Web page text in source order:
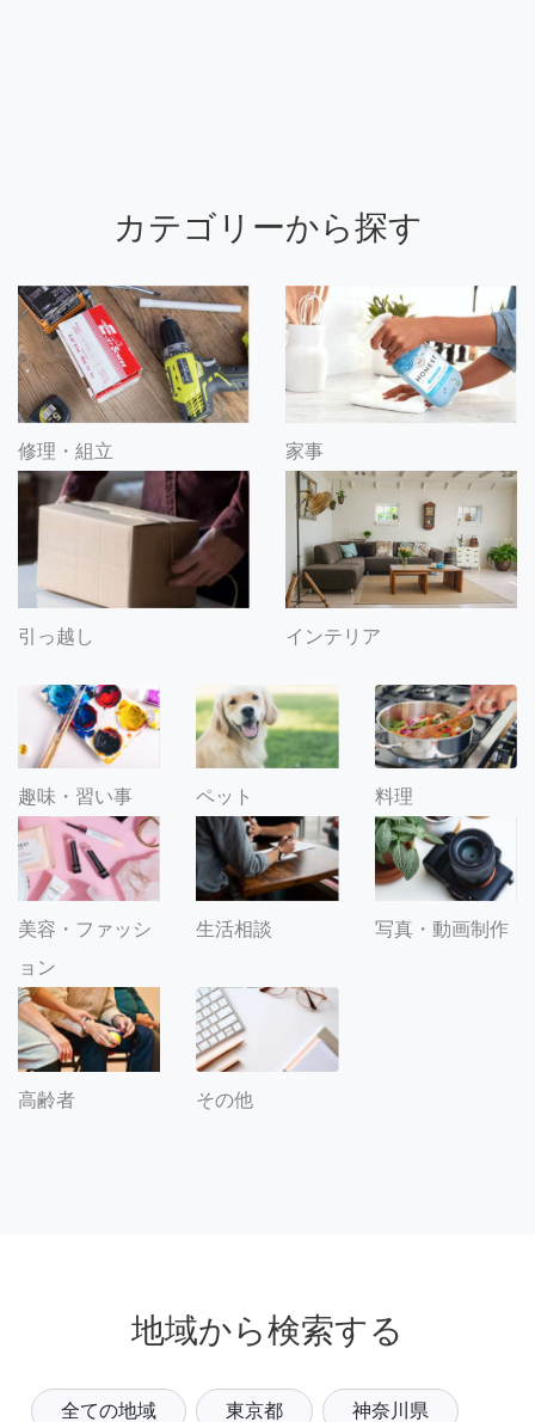
カテゴリーから探す
修理・組立 家事
引っ越し インテリア
趣味・習い事 ペット 料理
美容・ファッシ
ョン
生活相談 写真・動画制作
高齢者 その他
地域から検索する
全ての地域 東京都 神奈川県